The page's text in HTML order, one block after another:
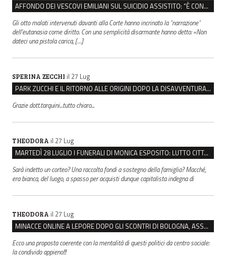
AFFONDO DEI VESCOVI EMILIANI SUL SUICIDIO ASSISTITO: “È CONTRO IL VALORE DELLA PERSONA”
Gli otto malati intervenuti davanti alla Corte hanno incrinato la "narrazione"
dell'eutanasia come diritto. Con una semplicità disarmante hanno detto: «Non
dateci una pistola carica, […]
SPERINA ZECCHI il 27 Lug
PARK ZUCCHI E IL RITORNO ALLE ORIGINI DOPO LA DISAVVENTURA CON REGGIO EMILIA PARCHEGGI
Grazie dott.tarquini...tutto chiaro...
THEODORA il 27 Lug
MARTEDÌ 28 LUGLIO I FUNERALI DI MONICA ESPOSITO: LUTTO CITTADINO A MODENA E NONANTOLA
Sarà indetto un corteo? Una raccolta fondi a sostegno della famiglia? Macché,
era bianca, del luogo, a spasso per acquisti dunque capitalista indegna di
THEODORA il 27 Lug
MINACCE ONLINE A LEPORE DOPO GLI SCONTRI DI BOLOGNA, ASSEGNATA LA SCORTA AL SINDACO
Ecco una proposta coerente con la mentalità di questi politici da centro sociale:
la condivido appieno!!!